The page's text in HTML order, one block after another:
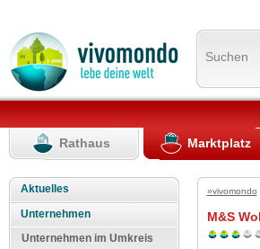
Suchen
Rathaus Marktplatz
Aktuelles
Unternehmen
Unternehmen im Umkreis
»vivomondo
M&S